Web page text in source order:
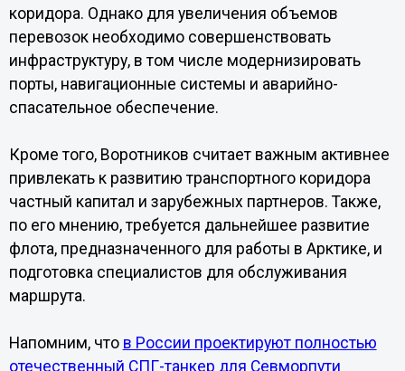
коридора. Однако для увеличения объемов
перевозок необходимо совершенствовать
инфраструктуру, в том числе модернизировать
порты, навигационные системы и аварийно-
спасательное обеспечение.
Кроме того, Воротников считает важным активнее
привлекать к развитию транспортного коридора
частный капитал и зарубежных партнеров. Также,
по его мнению, требуется дальнейшее развитие
флота, предназначенного для работы в Арктике, и
подготовка специалистов для обслуживания
маршрута.
Напомним, что в России проектируют полностью
отечественный СПГ-танкер для Севморпути